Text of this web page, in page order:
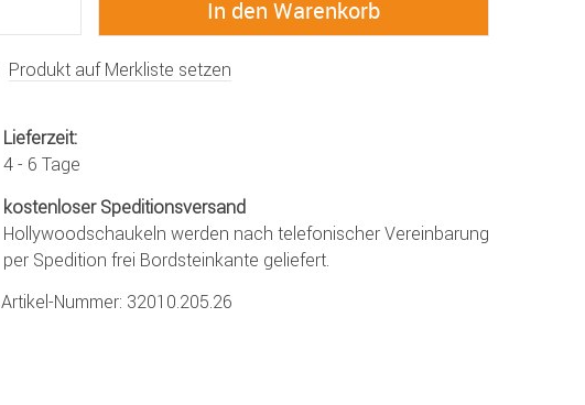
Produkt auf Merkliste setzen
Lieferzeit:
4 - 6 Tage
kostenloser Speditionsversand
Hollywoodschaukeln werden nach telefonischer Vereinbarung
per Spedition frei Bordsteinkante geliefert.
Artikel-Nummer: 32010.205.26